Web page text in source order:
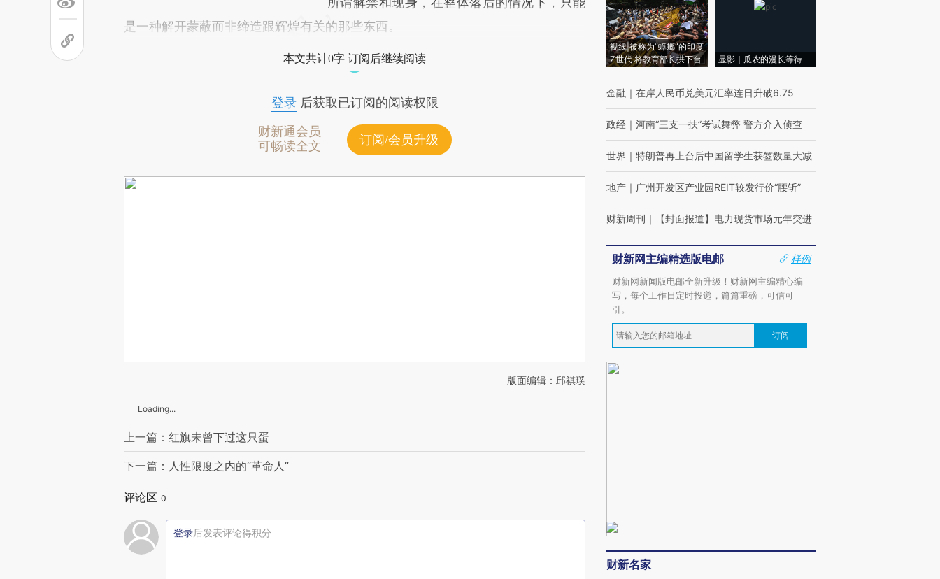
是一种解开蒙蔽而非缔造跟辉煌有关的那些东西。
本文共计0字 订阅后继续阅读
登录后获取已订阅的阅读权限
财新通会员
可畅读全文
订阅/会员升级
版面编辑：邱祺璞
Loading...
上一篇：红旗未曾下过这只蛋
下一篇：人性限度之内的“革命人”
评论区 0
登录后发表评论得积分
视线|被称为“蟑螂”的印度
Z世代 将教育部长拱下台
显影｜瓜农的漫长等待
金融 ｜ 在岸人民币兑美元汇率连日升破6.75
政经 ｜ 河南“三支一扶”考试舞弊 警方介入侦查
世界 ｜ 特朗普再上台后中国留学生获签数量大减
地产 ｜ 广州开发区产业园REIT较发行价“腰斩”
财新周刊 ｜ 【封面报道】电力现货市场元年突进
财新网主编精选版电邮
样例
财新网新闻版电邮全新升级！财新网主编精心编
写，每个工作日定时投递，篇篇重磅，可信可
引。
订阅
财新名家